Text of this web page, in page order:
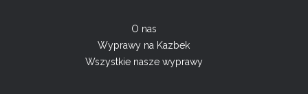
O nas
Wyprawy na Kazbek
Wszystkie nasze wyprawy